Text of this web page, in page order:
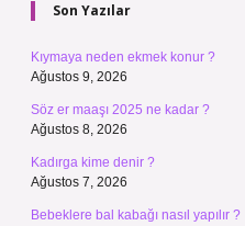
Son Yazılar
Kıymaya neden ekmek konur ?
Ağustos 9, 2026
Söz er maaşı 2025 ne kadar ?
Ağustos 8, 2026
Kadırga kime denir ?
Ağustos 7, 2026
Bebeklere bal kabağı nasıl yapılır ?